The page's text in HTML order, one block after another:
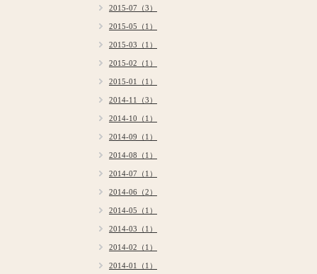
2015-07（3）
2015-05（1）
2015-03（1）
2015-02（1）
2015-01（1）
2014-11（3）
2014-10（1）
2014-09（1）
2014-08（1）
2014-07（1）
2014-06（2）
2014-05（1）
2014-03（1）
2014-02（1）
2014-01（1）